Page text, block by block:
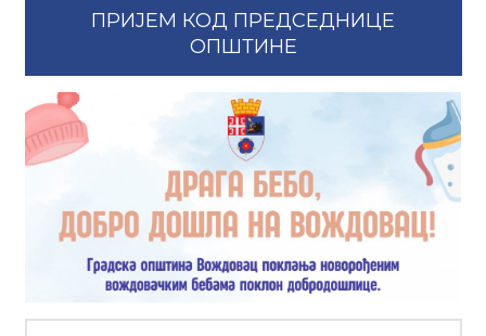
ПРИЈЕМ КОД ПРЕДСЕДНИЦЕ
ОПШТИНЕ